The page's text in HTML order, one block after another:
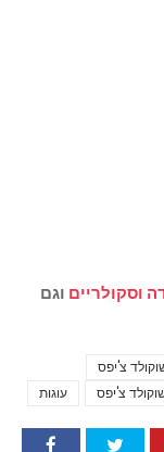
וסקולריים וגם
צ'יפס
עוגות
צ'יפס